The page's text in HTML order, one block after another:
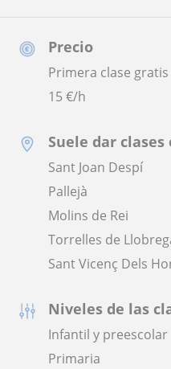
Precio
Primera clase gratis
15€/h
Suele dar clases
Sant Joan Despí
Pallejà
Molins de Rei
Torrelles de
Sant Vicenç Dels
Niveles de las
Infantil y preescolar
Primaria